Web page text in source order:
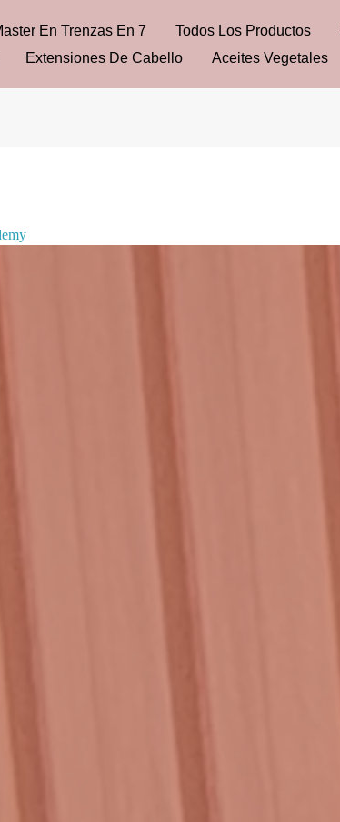
En Trenzas En 7 Todos Los Productos
Extensiones De Cabello Aceites Vegetales